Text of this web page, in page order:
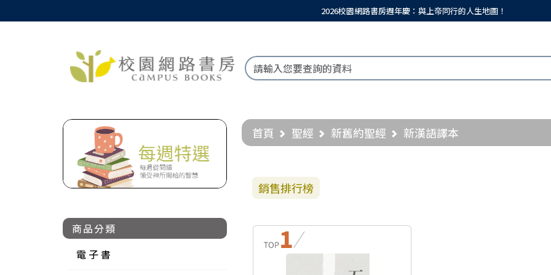
2026校園網路書房週年慶：與上帝同行的人生地圖！
商品分類
電 子 書
首頁 聖經 新舊約聖經 新漢語譯本
銷售排行榜